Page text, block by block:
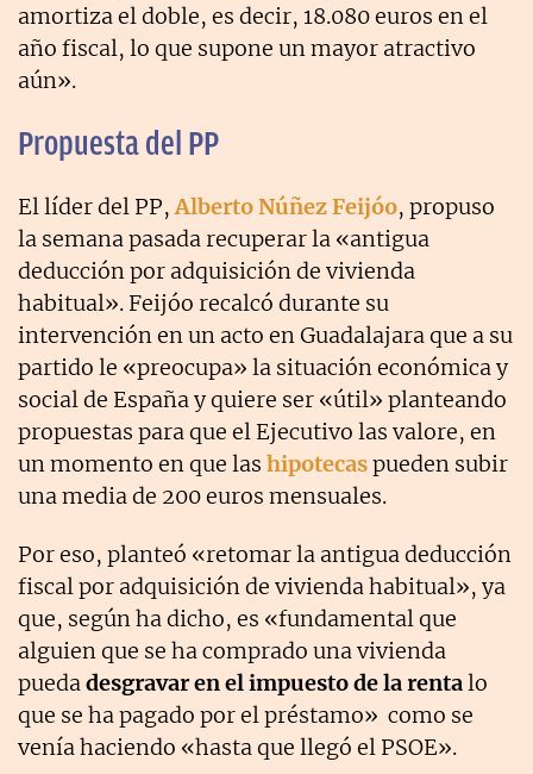
amortiza el doble, es decir, 18.080 euros en el
año fiscal, lo que supone un mayor atractivo
aún».
Propuesta del PP
El líder del PP,Alberto Núñez Feijóo, propuso
la semana pasada recuperar la «antigua
deducción por adquisición de vivienda
habitual». Feijóo recalcó durante su
intervención en un acto en Guadalajara que a su
partido le «preocupa» la situación económica y
social de España y quiere ser «útil» planteando
propuestas para que el Ejecutivo las valore, en
un momento en que las hipotecaspueden subir
una media de 200 euros mensuales.
Por eso, planteó «retomar la antigua deducción
fiscal por adquisición de vivienda habitual», ya
que, según ha dicho, es «fundamental que
alguien que se ha comprado una vivienda
puedadesgravar en el impuesto de la rentalo
que se ha pagado por el préstamo» como se
venía haciendo «hasta que llegó el PSOE».